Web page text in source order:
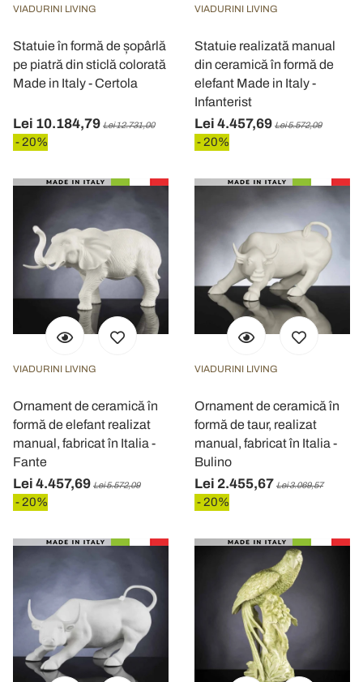
analizzare il nostro traffico. Condividiamo inoltre
informazioni sul modo in cui utilizza il nostro sito con i
nostri partner che si occupano di analisi dei dati web,
pubblicità e social media, i quali potrebbero combinarle
con altre informazioni che ha fornito loro o che hanno
raccolto dal suo utilizzo dei loro servizi.
VIADURINI LIVING
Statuie în formă de șopârlă
pe piatră din sticlă colorată
Made in Italy - Certola
Lei 10.184,79 Lei 12.731,00
- 20%
VIADURINI LIVING
Statuie realizată manual
din ceramică în formă de
elefant Made in Italy -
Infanterist
Lei 4.457,69 Lei 5.572,09
- 20%
VIADURINI LIVING
Ornament de ceramică în
formă de elefant realizat
manual, fabricat în Italia -
Fante
Lei 4.457,69 Lei 5.572,09
- 20%
VIADURINI LIVING
Ornament de ceramică în
formă de taur, realizat
manual, fabricat în Italia -
Bulino
Lei 2.455,67 Lei 3.069,57
- 20%